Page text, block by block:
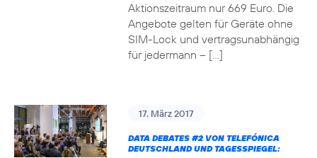
Aktionszeitraum nur 669 Euro. Die
Angebote gelten für Geräte ohne
SIM-Lock und vertragsunabhängig
für jedermann – […]
17. März 2017
DATA DEBATES #2VON TELEFÓNICA
DEUTSCHLAND UND TAGESSPIEGEL: